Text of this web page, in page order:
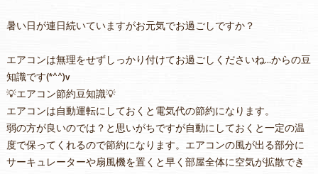
暑い日が連日続いていますがお元気でお過ごしですか？
エアコンは無理をせずしっかり付けてお過ごしくださいね…からの豆
知識です(*^^)v
💡エアコン節約豆知識💡
エアコンは自動運転にしておくと電気代の節約になります。
弱の方が良いのでは？と思いがちですが自動にしておくと一定の温
度で保ってくれるので節約になります。エアコンの風が出る部分に
サーキュレーターや扇風機を置くと早く部屋全体に空気が拡散でき